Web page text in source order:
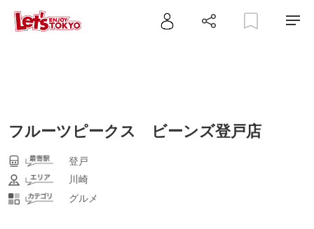
フルーツピークス ビーンズ登戸店
登戸
川崎
グルメ